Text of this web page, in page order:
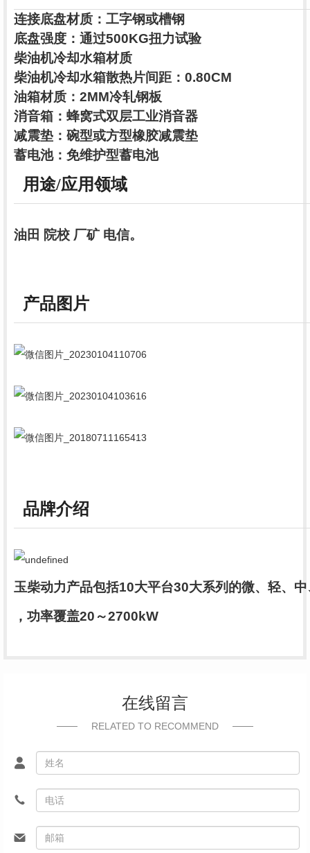
连接底盘材质：工字钢或槽钢
底盘强度：通过500KG扭力试验
柴油机冷却水箱材质
柴油机冷却水箱散热片间距：0.80CM
油箱材质：2MM冷轧钢板
消音箱：蜂窝式双层工业消音器
减震垫：碗型或方型橡胶减震垫
蓄电池：免维护型蓄电池
用途/应用领域
油田 院校 厂矿 电信。
产品图片
品牌介绍
玉柴动力产品包括10大平台30大系列的微、轻、
，功率覆盖20～2700kW
在线留言
RELATED TO RECOMMEND